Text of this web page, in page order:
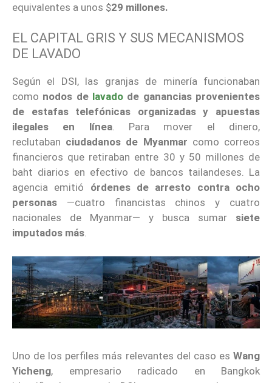
equivalentes a unos $29 millones.
EL CAPITAL GRIS Y SUS MECANISMOS
DE LAVADO
Según el DSI, las granjas de minería funcionaban
como nodos de lavado de ganancias provenientes
de estafas telefónicas organizadas y apuestas
ilegales en línea. Para mover el dinero,
reclutaban ciudadanos de Myanmar como correos
financieros que retiraban entre 30 y 50 millones de
baht diarios en efectivo de bancos tailandeses. La
agencia emitió órdenes de arresto contra ocho
personas —cuatro financistas chinos y cuatro
nacionales de Myanmar— y busca sumar siete
imputados más.
Uno de los perfiles más relevantes del caso es Wang
Yicheng, empresario radicado en Bangkok